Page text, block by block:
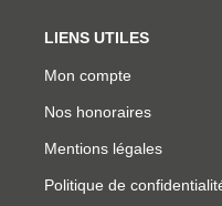
LIENS UTILES
Mon compte
Nos honoraires
Mentions légales
Politique de